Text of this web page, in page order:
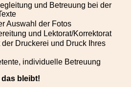
und Betreuung bei der
Auswahl der Fotos
und Lektorat/Korrektorat
Druckerei und Druck Ihres
individuelle Betreuung
bleibt!